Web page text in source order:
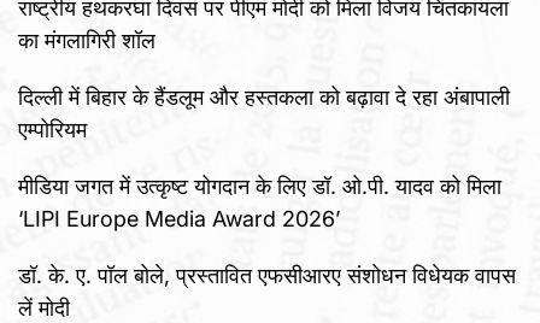
राष्ट्रीय हथकरघा दिवस पर पीएम मोदी को मिला विजय चिंतकायला
का मंगलागिरी शॉल
दिल्ली में बिहार के हैंडलूम और हस्तकला को बढ़ावा दे रहा अंबापाली
एम्पोरियम
मीडिया जगत में उत्कृष्ट योगदान के लिए डॉ. ओ.पी. यादव को मिला
‘LIPI Europe Media Award 2026’
डॉ. के. ए. पॉल बोले, प्रस्तावित एफसीआरए संशोधन विधेयक वापस
लें मोदी